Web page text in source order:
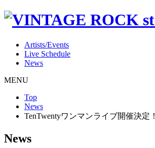
Artists/Events
Live Schedule
News
MENU
Top
News
TenTwentyワンマンライブ開催決定！
News